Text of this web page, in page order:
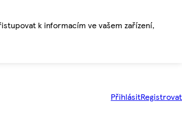
k informacím ve vašem zařízení,
PřihlásitRegistrovat